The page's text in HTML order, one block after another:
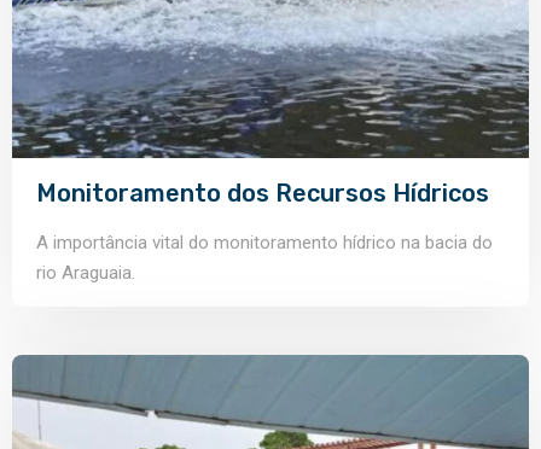
Monitoramento dos Recursos Hídricos
A importância vital do monitoramento hídrico na bacia do
rio Araguaia.